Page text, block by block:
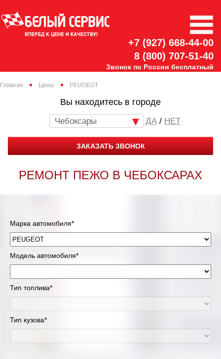
+7 (927) 668-44-00
8 (800) 707-51-40
Звонок по России бесплатный
Главная Цены PEUGEOT
Вы находитесь в городе
Чебоксары / НЕТ
ЗАКАЗАТЬ ЗВОНОК
РЕМОНТ ПЕЖО В ЧЕБОКСАРАХ
Марка автомобиля*
Модель автомобиля*
Тип топлива*
Тип кузова*